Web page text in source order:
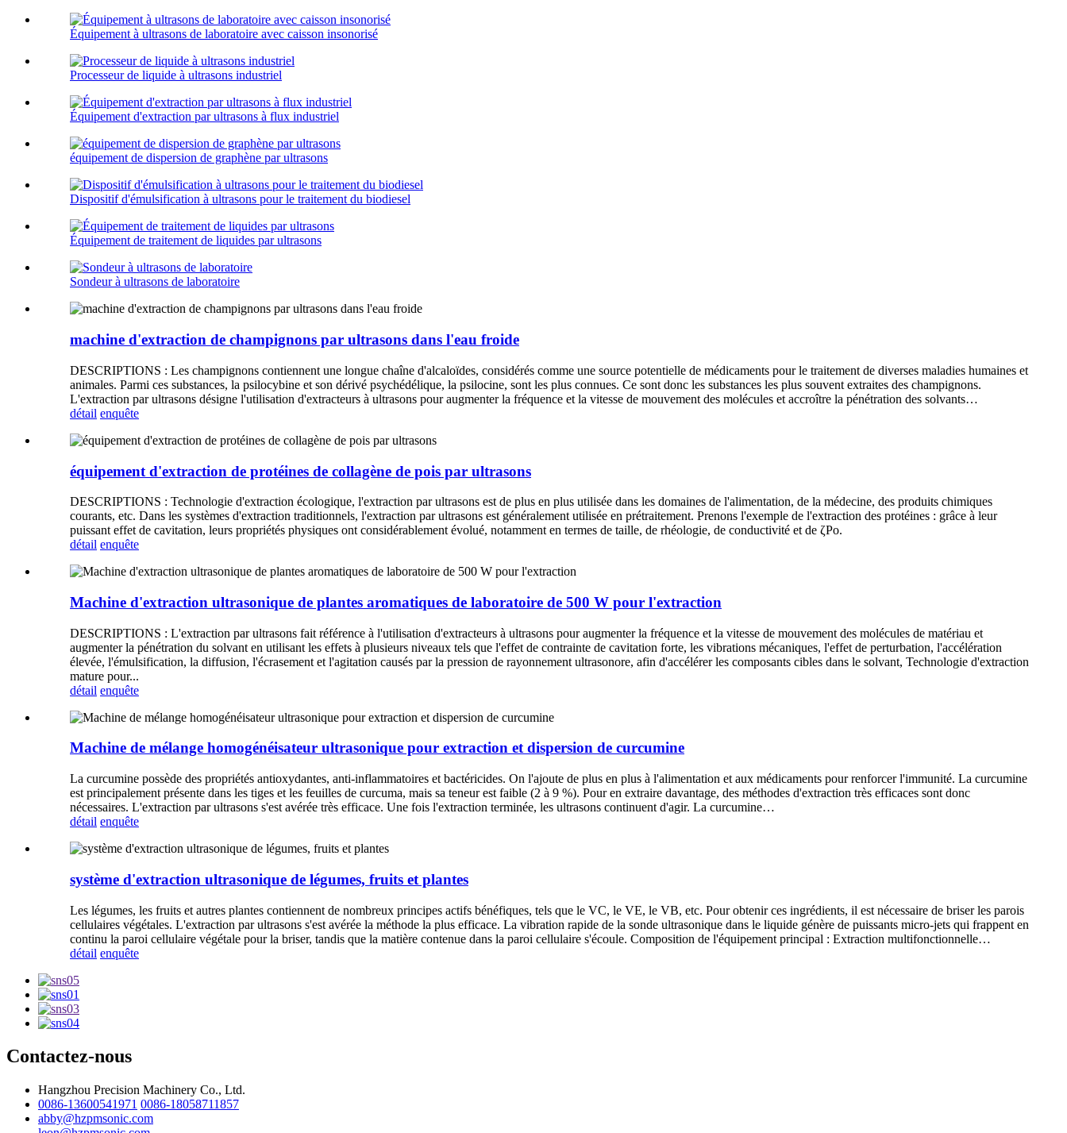
Équipement à ultrasons de laboratoire avec caisson insonorisé
Processeur de liquide à ultrasons industriel
Équipement d'extraction par ultrasons à flux industriel
équipement de dispersion de graphène par ultrasons
Dispositif d'émulsification à ultrasons pour le traitement du biodiesel
Équipement de traitement de liquides par ultrasons
Sondeur à ultrasons de laboratoire
machine d'extraction de champignons par ultrasons dans l'eau froide
DESCRIPTIONS : Les champignons contiennent une longue chaîne d'alcaloïdes, considérés comme une source potentielle de médicaments pour le traitement de diverses maladies humaines et
animales. Parmi ces substances, la psilocybine et son dérivé psychédélique, la psilocine, sont les plus connues. Ce sont donc les substances les plus souvent extraites des champignons.
L'extraction par ultrasons désigne l'utilisation d'extracteurs à ultrasons pour augmenter la fréquence et la vitesse de mouvement des molécules et accroître la pénétration des solvants…
détail enquête
équipement d'extraction de protéines de collagène de pois par ultrasons
DESCRIPTIONS : Technologie d'extraction écologique, l'extraction par ultrasons est de plus en plus utilisée dans les domaines de l'alimentation, de la médecine, des produits chimiques
courants, etc. Dans les systèmes d'extraction traditionnels, l'extraction par ultrasons est généralement utilisée en prétraitement. Prenons l'exemple de l'extraction des protéines : grâce à leur
puissant effet de cavitation, leurs propriétés physiques ont considérablement évolué, notamment en termes de taille, de rhéologie, de conductivité et de ζPo.
détail enquête
Machine d'extraction ultrasonique de plantes aromatiques de laboratoire de 500 W pour l'extraction
DESCRIPTIONS : L'extraction par ultrasons fait référence à l'utilisation d'extracteurs à ultrasons pour augmenter la fréquence et la vitesse de mouvement des molécules de matériau et
augmenter la pénétration du solvant en utilisant les effets à plusieurs niveaux tels que l'effet de contrainte de cavitation forte, les vibrations mécaniques, l'effet de perturbation, l'accélération
élevée, l'émulsification, la diffusion, l'écrasement et l'agitation causés par la pression de rayonnement ultrasonore, afin d'accélérer les composants cibles dans le solvant, Technologie d'extraction
mature pour...
détail enquête
Machine de mélange homogénéisateur ultrasonique pour extraction et dispersion de curcumine
La curcumine possède des propriétés antioxydantes, anti-inflammatoires et bactéricides. On l'ajoute de plus en plus à l'alimentation et aux médicaments pour renforcer l'immunité. La curcumine
est principalement présente dans les tiges et les feuilles de curcuma, mais sa teneur est faible (2 à 9 %). Pour en extraire davantage, des méthodes d'extraction très efficaces sont donc
nécessaires. L'extraction par ultrasons s'est avérée très efficace. Une fois l'extraction terminée, les ultrasons continuent d'agir. La curcumine…
détail enquête
système d'extraction ultrasonique de légumes, fruits et plantes
Les légumes, les fruits et autres plantes contiennent de nombreux principes actifs bénéfiques, tels que le VC, le VE, le VB, etc. Pour obtenir ces ingrédients, il est nécessaire de briser les parois
cellulaires végétales. L'extraction par ultrasons s'est avérée la méthode la plus efficace. La vibration rapide de la sonde ultrasonique dans le liquide génère de puissants micro-jets qui frappent en
continu la paroi cellulaire végétale pour la briser, tandis que la matière contenue dans la paroi cellulaire s'écoule. Composition de l'équipement principal : Extraction multifonctionnelle…
détail enquête
Contactez-nous
Hangzhou Precision Machinery Co., Ltd.
0086-13600541971 0086-18058711857
abby@hzpmsonic.com